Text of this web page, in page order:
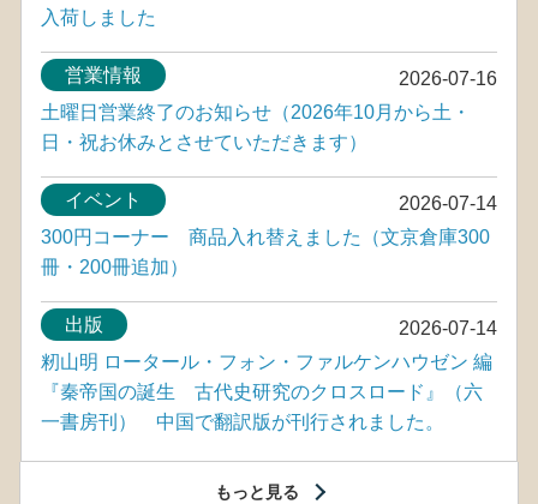
入荷しました
2026-07-16
営業情報
土曜日営業終了のお知らせ（2026年10月から土・
日・祝お休みとさせていただきます）
2026-07-14
イベント
300円コーナー 商品入れ替えました（文京倉庫300
冊・200冊追加）
2026-07-14
出版
籾山明 ロータール・フォン・ファルケンハウゼン 編
『秦帝国の誕生 古代史研究のクロスロード』（六
一書房刊） 中国で翻訳版が刊行されました。
もっと見る